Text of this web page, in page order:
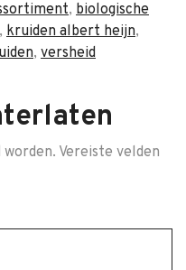
, biologische
, kruiden albert heijn,
, versheid
Vereiste velden